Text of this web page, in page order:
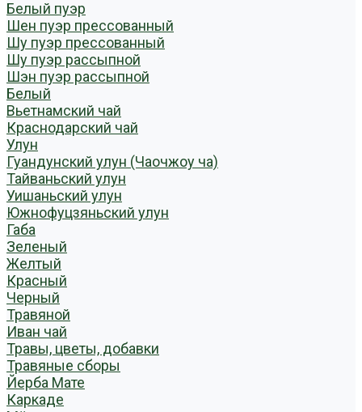
Белый пуэр
Шен пуэр прессованный
Шу пуэр прессованный
Шу пуэр рассыпной
Шэн пуэр рассыпной
Белый
Вьетнамский чай
Краснодарский чай
Улун
Гуандунский улун (Чаочжоу ча)
Тайваньский улун
Уишаньский улун
Южнофуцзяньский улун
Габа
Зеленый
Желтый
Красный
Черный
Травяной
Иван чай
Травы, цветы, добавки
Травяные сборы
Йерба Мате
Каркаде